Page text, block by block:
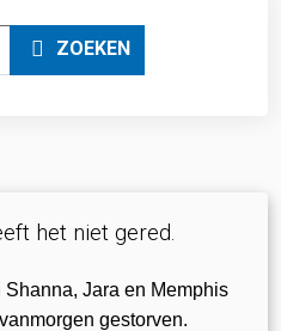
ZOEKEN
het niet gered.
Jara en Memphis
gestorven.